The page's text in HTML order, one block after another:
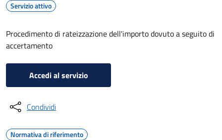
Servizio attivo
Procedimento di rateizzazione dell'importo dovuto a seguito di
accertamento
Accedi al servizio
Condividi
Normativa di riferimento